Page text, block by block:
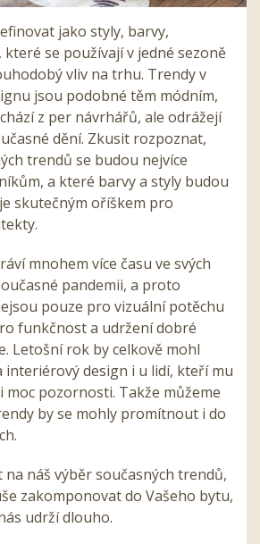
jako styly, barvy,
se používají v jedné sezoně
vliv na trhu. Trendy v
jsou podobné těm módním,
z per návrhářů, ale odrážejí
dění. Zkusit rozpoznat,
trendů se budou nejvíce
a které barvy a styly budou
skutečným oříškem pro
mnohem více času ve svých
pandemii, a proto
pouze pro vizuální potěchu
funkčnost a udržení dobré
Letošní rok by celkově mohl
interiérový design i u lidí, kteří mu
moc pozornosti. Takže můžeme
by se mohly promítnout i do
na náš výběr současných trendů,
zakomponovat do Vašeho bytu,
udrží dlouho.